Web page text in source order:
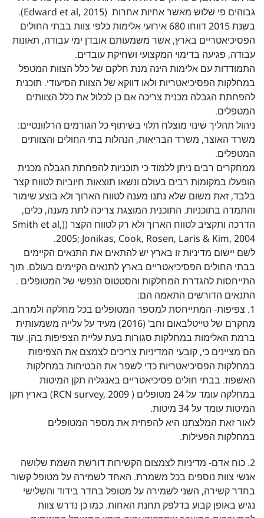
גבוהים פי שלוש מאשר אחיות אחרות ‏ (Edward et al, 2015).
בשנת 2015 דווחו 680 אירועי אלימות כלפי צוות בבתי החולים
הפסיכיאטריים בארץ, אשר משמעותם אובדן ימי עבודה, תאונות
עבודה, פגיעה בדימוי המקצועי ושחיקת עובדים.
התמודדות עם אלימות הינה מנת חלקם של כלל הצוות המטפל
במחלקות הפסיכיאטריות ולאו דווקא של הצוות הסיעודי. תוכנית
להפחתת הגבלה מכנית צריכה אם כן לכלול את כלל הצוותים
המטפלים.
ניהול תהליך שינוי מוצלח תלוי בשיתוף כל הגורמים הרלוונטיים:
משרד האוצר, משרד הבריאות, הנהלות בתי החולים והצוותים
המטפלים.
ממחקרים רבים ניתן ללמוד כי תוכניות להפחתת הגבלה מכנית
הופעלו במקומות רבים בעולם ונשאו תוצאות חיוביות לטווח קצר
בלבד, זאת משום שלא נתנו מענה לטווח הארוך ולא בוצע שימור
והתמדה בתוכניות. התוכנית המוצגת צריכה לתת מענה, כלים,
הדרכה ותקציב לטווח הארוך ולא רק לטווח הקצר ((Smith et al,
2005; Jonikas, Cook, Rosen, Laris & Kim, 2004.
לשם יישום מדיניות זו בארץ יש להתאים את התנאים הקיימים
בבתי החולים הפסיכיאטריים בארץ לתנאים הקיימים בעולם. תוך
התייחסות להגדרת המחלקות והסטטוס הנפשי של המטופלים .
התנאים הדורשים התאמה הם:
1. צפיפות- המתייחסת למספר המטופלים בכל מחלקה ולמרחב.
מחקרם של טייטלבאום וחב' (2016) מעיד על עלייה משמעותית
ברמת האלימות במחלקות סגורות בעת עליית הצפיפות בהן. עוד
הם מציינים כי, קובעי המדיניות צריכים לצמצם את הצפיפות
במחלקות הפסיכיאטריות כדי לשפר את הבטיחות במחלקות
האשפוז. בבתי חולים פסיכיאטריים באנגליה תקן המיטות
במחלקה עומד על 24 מטופלים ( RCN survey, 2009) בארץ תקן
המיטות עומד על 34 מיטות.
לאור זאת המלצתנו היא להפחית את מספר המטופלים
במחלקות הפעילות.
2. כוח אדם- מדיניות לצמצום הקשירות דורשת השמת שלושה
אנשי צוות נוספים בכל משמרת. האחד לשמירה על מטופל קשור
בחדר קשירה, השני לשמירה על מטופל בחדר בידוד והשלישי
נגיש באופן קבוע בדלפק תחנת האחות. כמו כן נדרש צוות